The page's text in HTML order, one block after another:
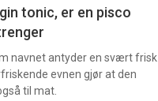
tonic, er en pisco
navnet antyder en svært frisk
evnen gjør at den
til mat.